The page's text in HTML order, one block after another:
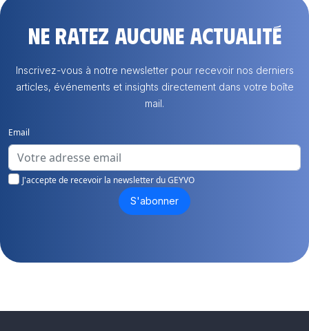
Ne ratez aucune actualité
Inscrivez-vous à notre newsletter pour recevoir nos derniers
articles, événements et insights directement dans votre boîte
mail.
Email
J'accepte de recevoir la newsletter du GEYVO
S'abonner